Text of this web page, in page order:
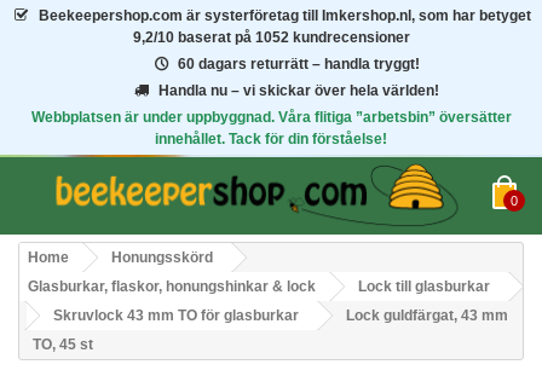
Beekeepershop.com är systerföretag till Imkershop.nl, som har betyget
9,2/10 baserat på 1052 kundrecensioner
60 dagars returrätt – handla tryggt!
Handla nu – vi skickar över hela världen!
Webbplatsen är under uppbyggnad. Våra flitiga ”arbetsbin” översätter
innehållet. Tack för din förståelse!
0
Home
Honungsskörd
Glasburkar, flaskor, honungshinkar & lock
Lock till glasburkar
Skruvlock 43 mm TO för glasburkar
Lock guldfärgat, 43 mm
TO, 45 st